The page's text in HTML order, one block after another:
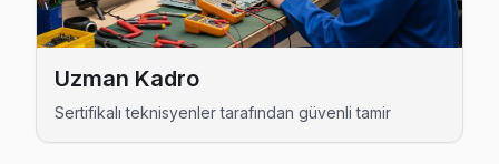
Profilo Servis Merkezi →
Firuzağa Profilo Servis
Uzman Kadro
Sertifikalı teknisyenler tarafından güvenli tamir